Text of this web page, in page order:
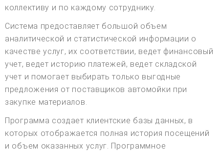
коллективу и по каждому сотруднику.
Система предоставляет большой объем
аналитической и статистической информации о
качестве услуг, их соответствии, ведет финансовый
учет, ведет историю платежей, ведет складской
учет и помогает выбирать только выгодные
предложения от поставщиков автомойки при
закупке материалов.
Программа создает клиентские базы данных, в
которых отображается полная история посещений
и объем оказанных услуг. Программное